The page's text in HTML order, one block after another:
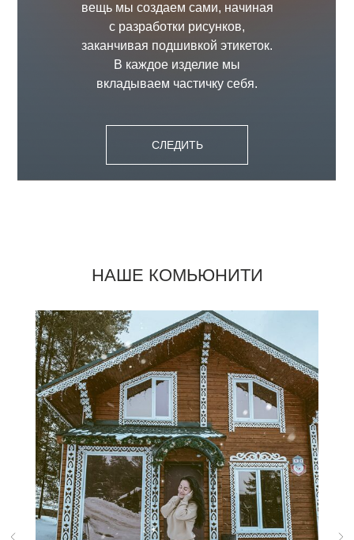
вещь мы создаем сами, начиная
с разработки рисунков,
заканчивая подшивкой этикеток.
В каждое изделие мы
вкладываем частичку себя.
СЛЕДИТЬ
НАШЕ КОМЬЮНИТИ